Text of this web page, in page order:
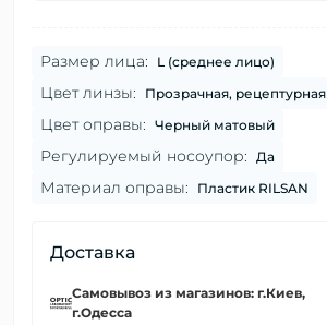
Размер лица: L (среднее лицо)
Цвет линзы: Прозрачная, рецептурная
Цвет оправы: Черный матовый
Регулируемый носоупор: Да
Материал оправы: Пластик RILSAN
Доставка
Самовывоз из магазинов: г.Киев,
г.Одесса